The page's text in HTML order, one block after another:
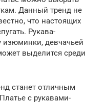
Данный тренд не
что настоящих
Рукава-
изюминки, девчачьей
выделится среди
станет отличным
с рукавами-